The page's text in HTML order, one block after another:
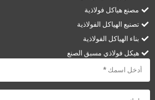
مصنع هياكل فولاذية
تصنيع الهياكل الفولاذية
بناء الهياكل الفولاذية
هيكل فولاذي مسبق الصنع